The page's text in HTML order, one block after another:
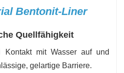
Sie uns noch
oder ein individuelles
auf Ihren
zu erhalten.
Bentonit-Liner
Quellfähigkeit
Kontakt mit Wasser auf und
gelartige Barriere.